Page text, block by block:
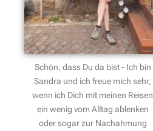
Schön, dass Du da bist - Ich bin
Sandra und ich freue mich sehr,
wenn ich Dich mit meinen Reisen
ein wenig vom Alltag ablenken
oder sogar zur Nachahmung